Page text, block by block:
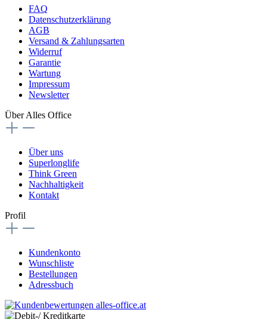
FAQ
Datenschutzerklärung
AGB
Versand & Zahlungsarten
Widerruf
Garantie
Wartung
Impressum
Newsletter
Über Alles Office
Über uns
Superlonglife
Think Green
Nachhaltigkeit
Kontakt
Profil
Kundenkonto
Wunschliste
Bestellungen
Adressbuch